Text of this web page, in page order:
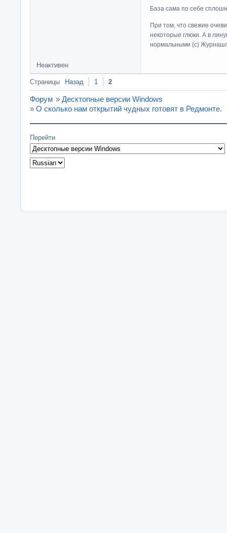
База сама по себе
При том, что свежие
некоторые глюки. А в
нормальными (c)
Неактивен
Страницы Назад 1 2
Форум » Десктопные версии Windows
» О сколько нам открытий чудных готовят в Редмонте.
Перейти